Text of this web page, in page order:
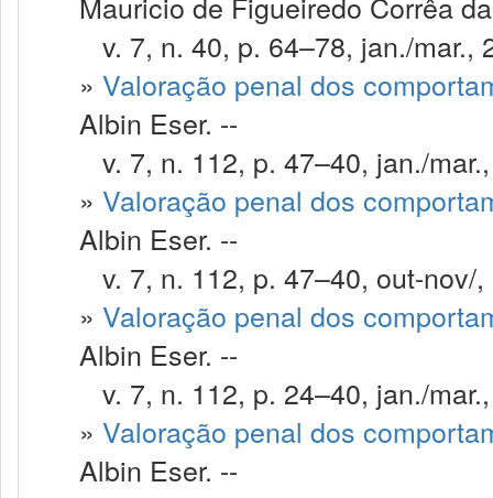
v. 7, n. 40, p. 64–78, jan./mar.,
» Valoração penal dos
Albin Eser. --
v. 7, n. 112, p. 47–40, jan./
» Valoração penal dos
Albin Eser. --
v. 7, n. 112, p. 47–40, out-nov/,
» Valoração penal dos
Albin Eser. --
v. 7, n. 112, p. 24–40, jan./
» Valoração penal dos
Albin Eser. --